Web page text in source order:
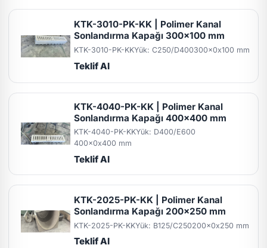
KTK-3010-PK-KK | Polimer Kanal
Sonlandırma Kapağı 300x100 mm
KTK-3010-PK-KKYük: C250/D400300x0x100 mm
Teklif Al
KTK-4040-PK-KK | Polimer Kanal
Sonlandırma Kapağı 400x400 mm
KTK-4040-PK-KKYük: D400/E600
400x0x400 mm
Teklif Al
KTK-2025-PK-KK | Polimer Kanal
Sonlandırma Kapağı 200x250 mm
KTK-2025-PK-KKYük: B125/C250200x0x250 mm
Teklif Al